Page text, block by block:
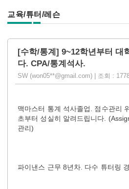
교육/튜터/레슨
[수학/통계] 9~12학년부터 대
다. CPA/통계석사.
SW (won05**@gmail.com) | 조회 :
맥마스터 통계 석사졸업. 점수관리
초부터 성실히 알려드립니다.
관리)
파이낸스 근무 8년차. 다수 튜터링